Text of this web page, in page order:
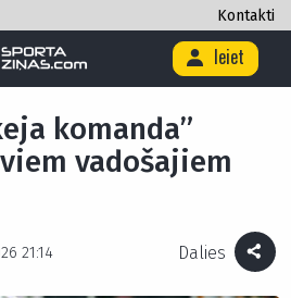
Kontakti
Ieiet
hokeja komanda” atvadās no diviem
komanda”
vadošajiem
21:14 Dalies